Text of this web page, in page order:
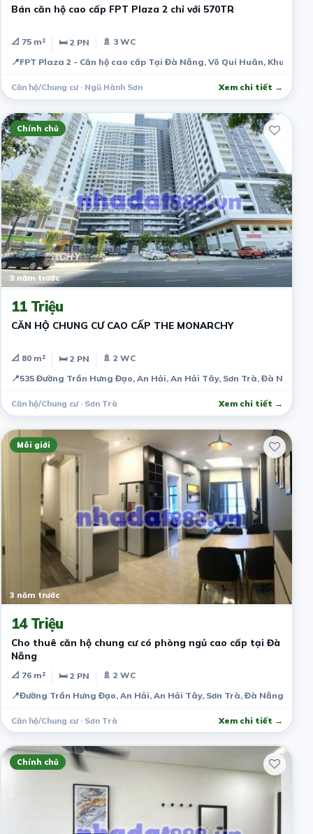
Bán căn hộ cao cấp FPT Plaza 2 chỉ với 570TR
📐 75 m² 🛏 2 PN
🚿 3 WC
📍FPT Plaza 2 - Căn hộ cao cấp Tại Đà Nẵng, Võ Quí Huân, Khu đô
Căn hộ/Chung cư · Ngũ Hành Sơn Xem chi tiết →
Chính chủ
3 năm trước
11 Triệu
CĂN HỘ CHUNG CƯ CAO CẤP THE MONARCHY
📐 80 m² 🛏 2 PN
🚿 2 WC
📍535 Đường Trần Hưng Đạo, An Hải, An Hải Tây, Sơn Trà, Đà Nẵng,
Căn hộ/Chung cư · Sơn Trà Xem chi tiết →
Môi giới
3 năm trước
14 Triệu
Cho thuê căn hộ chung cư có phòng ngủ cao cấp tại Đà
Nẵng
📐 76 m² 🛏 2 PN
🚿 2 WC
📍Đường Trần Hưng Đạo, An Hải, An Hải Tây, Sơn Trà, Đà Nẵng, Việt
Căn hộ/Chung cư · Sơn Trà Xem chi tiết →
Chính chủ